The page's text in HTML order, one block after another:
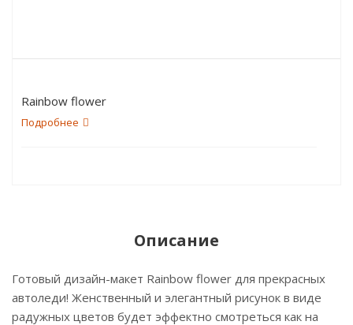
Rainbow flower
Подробнее
Описание
Готовый дизайн-макет Rainbow flower для прекрасных
автоледи! Женственный и элегантный рисунок в виде
радужных цветов будет эффектно смотреться как на